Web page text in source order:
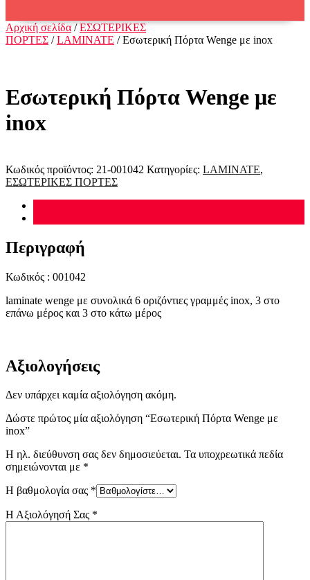
Αρχική σελίδα/ΕΣΩΤΕΡΙΚΕΣ
ΠΟΡΤΕΣ /LAMINATE / Εσωτερική Πόρτα Wenge με inox
Εσωτερική Πόρτα Wenge με
inox
Κωδικός προϊόντος: 21-001042 Κατηγορίες: LAMINATE,
ΕΣΩΤΕΡΙΚΕΣ ΠΟΡΤΕΣ
Περιγραφή
Κωδικός : 001042
laminate wenge με συνολικά 6 οριζόντιες γραμμές inox, 3 στο
επάνω μέρος και 3 στο κάτω μέρος
Αξιολογήσεις
Δεν υπάρχει καμία αξιολόγηση ακόμη.
Δώστε πρώτος μία αξιολόγηση “Εσωτερική Πόρτα Wenge με
inox”
Η ηλ. διεύθυνση σας δεν δημοσιεύεται. Τα υποχρεωτικά πεδία
σημειώνονται με *
Η βαθμολογία σας *
Η Αξιολόγησή Σας *